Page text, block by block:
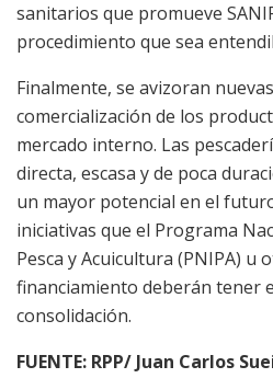
sanitarios que promueve
procedimiento que sea
Finalmente, se avizoran
comercialización de los
mercado interno. Las
directa, escasa y de poca
un mayor potencial en el
iniciativas que el Programa
Pesca y Acuicultura (PNIPA) u
financiamiento deberán tener
consolidación.
FUENTE: RPP/ Juan Carlos